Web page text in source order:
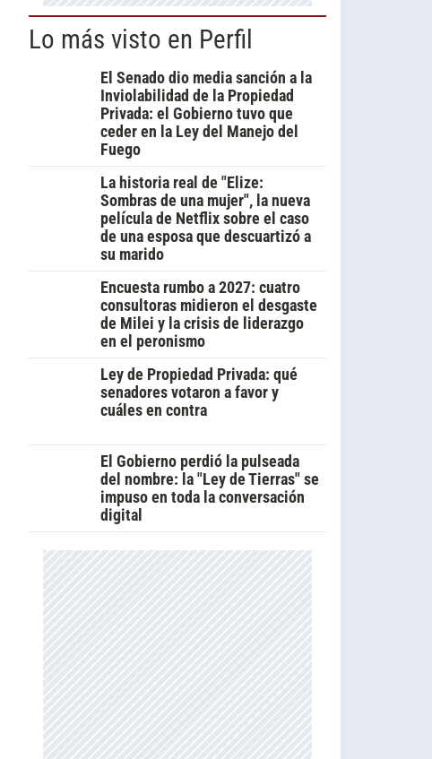
Lo más visto en Perfil
El Senado dio media sanción a la
Inviolabilidad de la Propiedad
Privada: el Gobierno tuvo que
ceder en la Ley del Manejo del
Fuego
La historia real de "Elize:
Sombras de una mujer", la nueva
película de Netflix sobre el caso
de una esposa que descuartizó a
su marido
Encuesta rumbo a 2027: cuatro
consultoras midieron el desgaste
de Milei y la crisis de liderazgo
en el peronismo
Ley de Propiedad Privada: qué
senadores votaron a favor y
cuáles en contra
El Gobierno perdió la pulseada
del nombre: la "Ley de Tierras" se
impuso en toda la conversación
digital